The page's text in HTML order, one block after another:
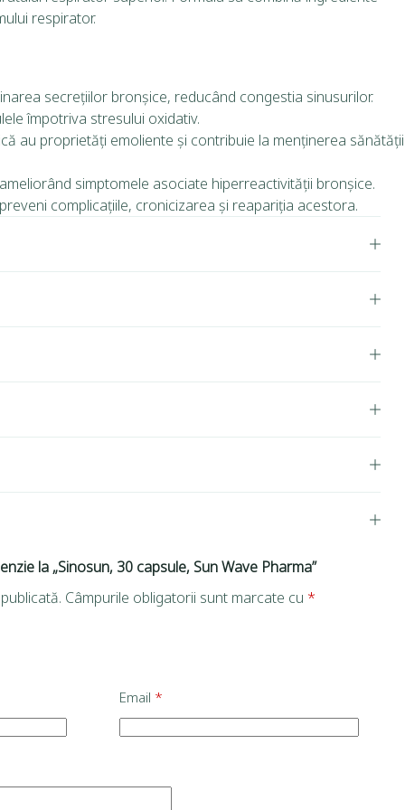
respirator.
secrețiilor bronșice, reducând congestia sinusurilor.
împotriva stresului oxidativ.
au proprietăți emoliente și contribuie la menținerea sănătății
simptomele asociate hiperreactivității bronșice.
complicațiile, cronicizarea și reapariția acestora.
la „Sinosun, 30 capsule, Sun Wave Pharma”
Câmpurile obligatorii sunt marcate cu *
Email *